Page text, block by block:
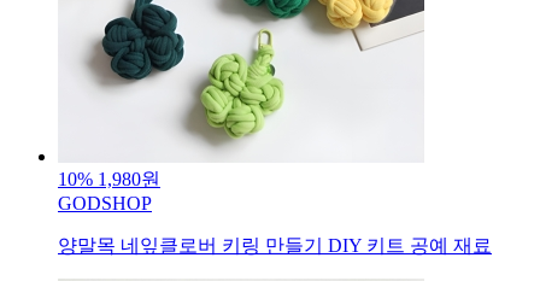
10% 1,980원
GODSHOP
양말목 네잎클로버 키링 만들기 DIY 키트 공예 재료